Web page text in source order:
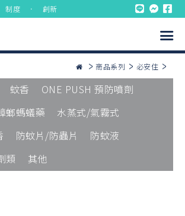
度 ． 創新
商品系列 必安住
蚊香
ONE PUSH 預防噴劑
螂螞蟻藥
水蒸式/氣霧式
防蚊片/防蟲片
防蚊液
類 其他